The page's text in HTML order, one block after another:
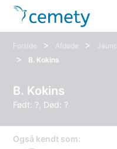
Forside > Afdøde >
> B. Kokins
B. Kokins
Født: ?, Død: ?
Også kendt som: